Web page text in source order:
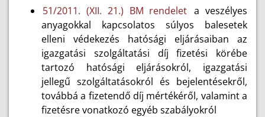
51/2011. (XII. 21.) BM rendelet a veszélyes
anyagokkal kapcsolatos súlyos balesetek
elleni védekezés hatósági eljárásaiban az
igazgatási szolgáltatási díj fizetési körébe
tartozó hatósági eljárásokról, igazgatási
jellegű szolgáltatásokról és bejelentésekről,
továbbá a fizetendő díj mértékéről, valamint a
fizetésre vonatkozó egyéb szabályokról